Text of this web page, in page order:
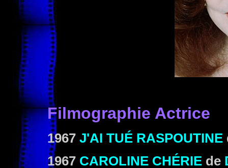
Filmographie Actrice
1967 J'AI TUÉ RASPOUTINE
1967 CAROLINE CHÉRIE de